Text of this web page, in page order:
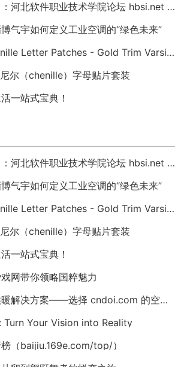
重温那段青葱岁月：河北软件职业技术学院论坛 hbsi.net —— 2007 年至今的校园数字记忆
气宇如何定义工业空调的“绿色未来”
Custom DIY Chenille Letter Patches - Gold Trim Varsity Alphabet Appliques
尔（chenille）字母贴片套装
一站式宝典！
重温那段青葱岁月：河北软件职业技术学院论坛 hbsi.net —— 2007 年至今的校园数字记忆
气宇如何定义工业空调的“绿色未来”
Custom DIY Chenille Letter Patches - Gold Trim Varsity Alphabet Appliques
尔（chenille）字母贴片套装
一站式宝典！
网带你领略国粹魅力
高效节能的工业供暖解决方案——选择 cndoi.com 的空气对空气换热器与AHU
Turn Your Vision into Reality
（baijiu.169e.com/top/）